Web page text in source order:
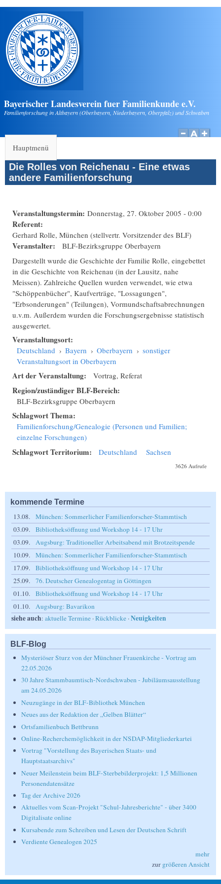
Direkt zum Inhalt
Bayerischer Landesverein fuer Familienkunde e.V.
Familienforschung in Altbayern (Oberbayern, Niederbayern, Oberpfalz) und Schwaben
Hauptmenü
Die Rolles von Reichenau - Eine etwas
andere Familienforschung
Veranstaltungstermin: Donnerstag, 27. Oktober 2005 - 0:00
Referent:
Gerhard Rolle, München (stellvertr. Vorsitzender des BLF)
Veranstalter:
BLF-Bezirksgruppe Oberbayern
Dargestellt wurde die Geschichte der Familie Rolle, eingebettet
in die Geschichte von Reichenau (in der Lausitz, nahe
Meissen). Zahlreiche Quellen wurden verwendet, wie etwa
"Schöppenbücher", Kaufverträge, "Lossagungen",
"Erbsonderungen" (Teilungen), Vormundschaftsabrechnungen
u.v.m. Außerdem wurden die Forschungsergebnisse statistisch
ausgewertet.
Veranstaltungsort:
Deutschland › Bayern › Oberbayern › sonstiger
Veranstaltungsort in Oberbayern
Art der Veranstaltung: Vortrag, Referat
Region/zuständiger BLF-Bereich:
BLF-Bezirksgruppe Oberbayern
Schlagwort Thema:
Familienforschung/Genealogie (Personen und Familien;
einzelne Forschungen)
Schlagwort Territorium: Deutschland Sachsen
3626 Aufrufe
kommende Termine
13.08.
München: Sommerlicher Familienforscher-Stammtisch
03.09.
Bibliotheksöffnung und Workshop 14 - 17 Uhr
03.09.
Augsburg: Traditioneller Arbeitsabend mit Brotzeitspende
10.09.
München: Sommerlicher Familienforscher-Stammtisch
17.09.
Bibliotheksöffnung und Workshop 14 - 17 Uhr
25.09.
76. Deutscher Genealogentag in Göttingen
01.10.
Bibliotheksöffnung und Workshop 14 - 17 Uhr
01.10.
Augsburg: Bavarikon
siehe auch: aktuelle Termine ·Rückblicke ·Neuigkeiten
BLF-Blog
Mysteriöser Sturz von der Münchner Frauenkirche - Vortrag am
22.05.2026
30 Jahre Stammbaumtisch-Nordschwaben - Jubiläumsausstellung
am 24.05.2026
Neuzugänge in der BLF-Bibliothek München
Neues aus der Redaktion der „Gelben Blätter“
Ortsfamilienbuch Bettbrunn
Online-Recherchemöglichkeit in der NSDAP-Mitgliederkartei
Vortrag "Vorstellung des Bayerischen Staats- und
Hauptstaatsarchivs"
Neuer Meilenstein beim BLF-Sterbebilderprojekt: 1,5 Millionen
Personendatensätze
Tag der Archive 2026
Aktuelles vom Scan-Projekt "Schul-Jahresberichte" - über 3400
Digitalisate online
Kursabende zum Schreiben und Lesen der Deutschen Schrift
Verdiente Genealogen 2025
mehr
zur größeren Ansicht